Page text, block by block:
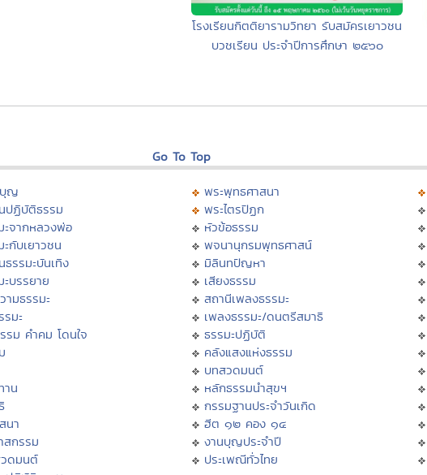
โรงเรียนกิตติยารามวิทยา รับสมัครเยาวชน
บวชเรียน ประจำปีการศึกษา ๒๕๖๐
Go To Top
ญ
ปฏิบัติธรรม
ะจากหลวงพ่อ
ะกับเยาวชน
ธรรมะบันเทิง
ะบรรยาย
ามธรรมะ
รมะ
รม คำคม โดนใจ
น
นา
สกรรม
ดมนต์
พระพุทธศาสนา
พระไตรปิฏก
หัวข้อธรรม
พจนานุกรมพุทธศาสน์
มิลินทปัญหา
เสียงธรรม
สถานีเพลงธรรมะ
เพลงธรรมะ/ดนตรีสมาธิ
ธรรมะปฏิบัติ
คลังแสงแห่งธรรม
บทสวดมนต์
หลักธรรมนำสุขฯ
กรรมฐานประจำวันเกิด
ฮีต ๑๒ คอง ๑๔
งานบุญประจำปี
ประเพณีทั่วไทย